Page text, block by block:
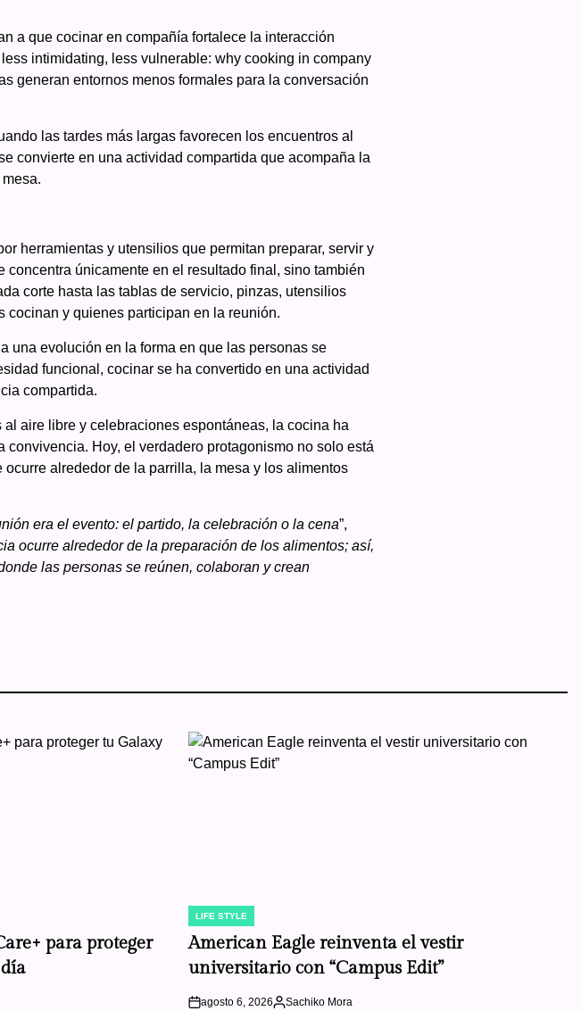
a que cocinar en compañía fortalece la interacción
intimidating, less vulnerable: why cooking in company
generan entornos menos formales para la conversación
las tardes más largas favorecen los encuentros al
convierte en una actividad compartida que acompaña la
herramientas y utensilios que permitan preparar, servir y
únicamente en el resultado final, sino también
corte hasta las tablas de servicio, pinzas, utensilios
cocinan y quienes participan en la reunión.
una evolución en la forma en que las personas se
funcional, cocinar se ha convertido en una actividad
compartida.
aire libre y celebraciones espontáneas, la cocina ha
Hoy, el verdadero protagonismo no solo está
alrededor de la parrilla, la mesa y los alimentos
era el evento: el partido, la celebración o la cena”,
ocurre alrededor de la preparación de los alimentos; así,
las personas se reúnen, colaboran y crean
para proteger
POSTED
IN
LIFE STYLE
American Eagle reinventa el vestir
universitario con “Campus Edit”
agosto 6, 2026 Sachiko Mora